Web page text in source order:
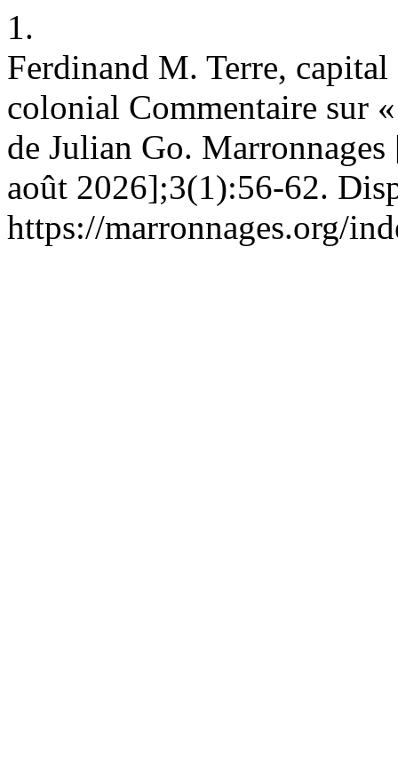
1.
Ferdinand M. Terre,
colonial Commentaire sur
de Julian Go.
août 2026];3(1):56-62.
https://marronnages.org/